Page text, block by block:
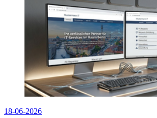
18-06-2026